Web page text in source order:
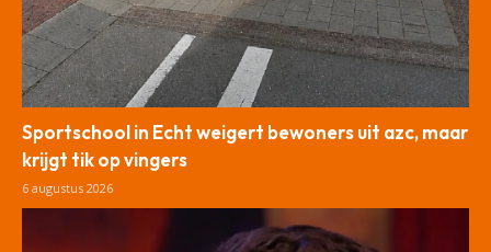
Sportschool in Echt weigert bewoners uit azc, maar
krijgt tik op vingers
6 augustus 2026